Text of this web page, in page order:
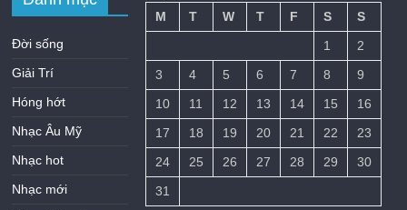
Đời sống
Giải Trí
Hóng hớt
Nhạc Âu Mỹ
Nhạc hot
Nhạc mới
M
T W T F S
S
1
2
3
4 5 6 7 8
9
10
11 12 13 14 15
16
17
18 19 20 21 22
23
24
25 26 27 28 29
30
31